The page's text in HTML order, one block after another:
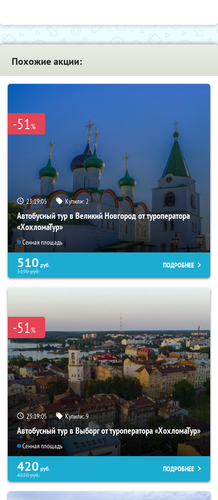
Похожие акции:
-51%
23:19:04 Купили:2
Автобусный тур в Великий Новгород от туроператора
«ХохломаТур»
Сенная площадь
510 руб.
5190руб.
ПОДРОБНЕЕ
-51%
23:19:04 Купили:9
Автобусный тур в Выборг от туроператора «ХохломаТур»
Сенная площадь
420 руб.
4230руб.
ПОДРОБНЕЕ